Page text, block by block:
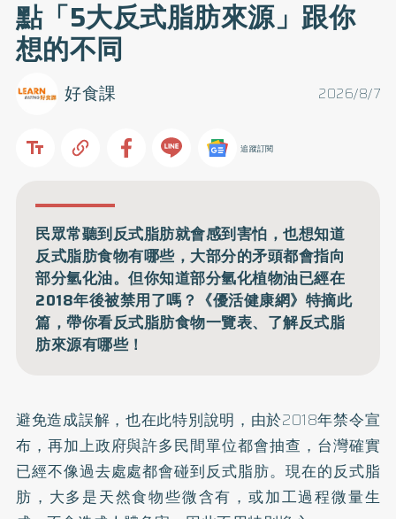
點「5大反式脂肪來源」跟你
想的不同
2026/8/7
好食課
追蹤訂閱
民眾常聽到反式脂肪就會感到害怕，也想知道
反式脂肪食物有哪些，大部分的矛頭都會指向
部分氫化油。但你知道部分氫化植物油已經在
2018年後被禁用了嗎？《優活健康網》特摘此
篇，帶你看反式脂肪食物一覽表、了解反式脂
肪來源有哪些！
避免造成誤解，也在此特別說明，由於2018年禁令宣
布，再加上政府與許多民間單位都會抽查，台灣確實
已經不像過去處處都會碰到反式脂肪。現在的反式脂
肪，大多是天然食物些微含有，或加工過程微量生